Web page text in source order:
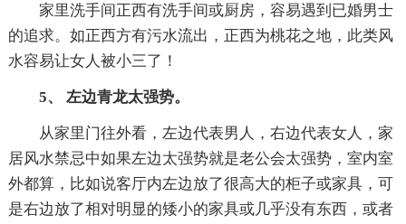
家里洗手间正西有洗手间或厨房，容易遇到已婚男士
的追求。如正西方有污水流出，正西为桃花之地，此类风
水容易让女人被小三了！
5、 左边青龙太强势。
从家里门往外看，左边代表男人，右边代表女人，家
居风水禁忌中如果左边太强势就是老公会太强势，室内室
外都算，比如说客厅内左边放了很高大的柜子或家具，可
是右边放了相对明显的矮小的家具或几乎没有东西，或者